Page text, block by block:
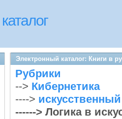
Электронный каталог: Книги в
Рубрики
--> Кибернетика
---->
------> Логика в